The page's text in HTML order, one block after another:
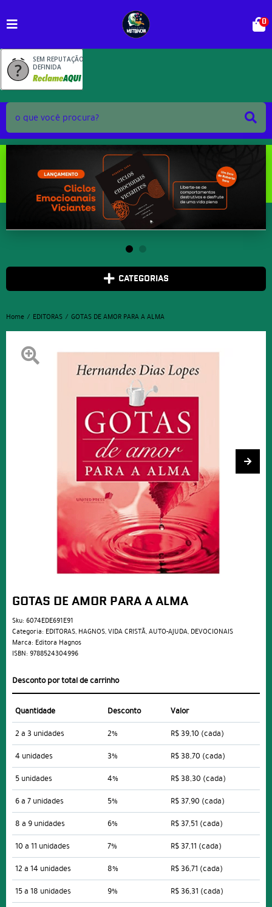
SEM REPUTAÇÃO
DEFINIDA
0
CATEGORIAS
Home EDITORAS GOTAS DE AMOR PARA A ALMA
GOTAS DE AMOR PARA A ALMA
Sku: 6074EDE691E91
Categoria: EDITORAS, HAGNOS,VIDA CRISTÃ,AUTO-AJUDA, DEVOCIONAIS
Marca: Editora Hagnos
ISBN: 9788524304996
Desconto por total de carrinho
Quantidade Desconto
Valor
2 a 3 unidades
2% R$ 39,10 (cada)
4 unidades
3% R$ 38,70 (cada)
5 unidades
4% R$ 38,30 (cada)
6 a 7 unidades
5% R$ 37,90 (cada)
8 a 9 unidades
6% R$ 37,51 (cada)
10 a 11 unidades
7% R$ 37,11 (cada)
12 a 14 unidades
8% R$ 36,71 (cada)
15 a 18 unidades
9% R$ 36,31 (cada)